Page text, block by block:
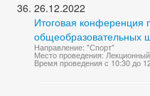
26.12.2022
Итоговая конференция
общеобразовательных
Направление: "Спорт"
Место проведения:
Время проведения с 10:30 до